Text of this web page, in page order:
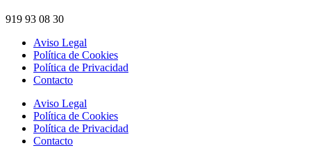
919 93 08 30
Aviso Legal
Política de Cookies
Política de Privacidad
Contacto
Aviso Legal
Política de Cookies
Política de Privacidad
Contacto